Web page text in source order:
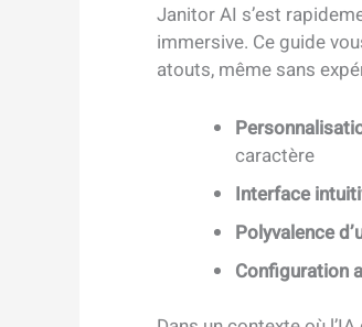
Janitor AI s’est
immersive. Ce guide
atouts, même sans
caractère
Interface
Polyvalence
Configuration